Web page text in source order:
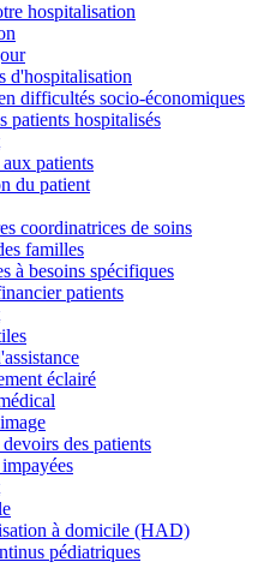
hospitalisation
d'hospitalisation
difficultés socio-économiques
patients hospitalisés
patients
du patient
coordinatrices de soins
familles
à besoins spécifiques
patients
éclairé
des patients
à domicile (HAD)
pédiatriques